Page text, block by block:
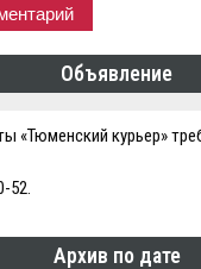
Объявление
«Тюменский курьер»
52.
Архив по дате